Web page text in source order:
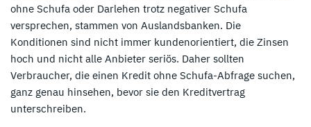
ohne Schufa oder Darlehen trotz negativer Schufa
versprechen, stammen von Auslandsbanken. Die
Konditionen sind nicht immer kundenorientiert, die Zinsen
hoch und nicht alle Anbieter seriös. Daher sollten
Verbraucher, die einen Kredit ohne Schufa-Abfrage suchen,
ganz genau hinsehen, bevor sie den Kreditvertrag
unterschreiben.